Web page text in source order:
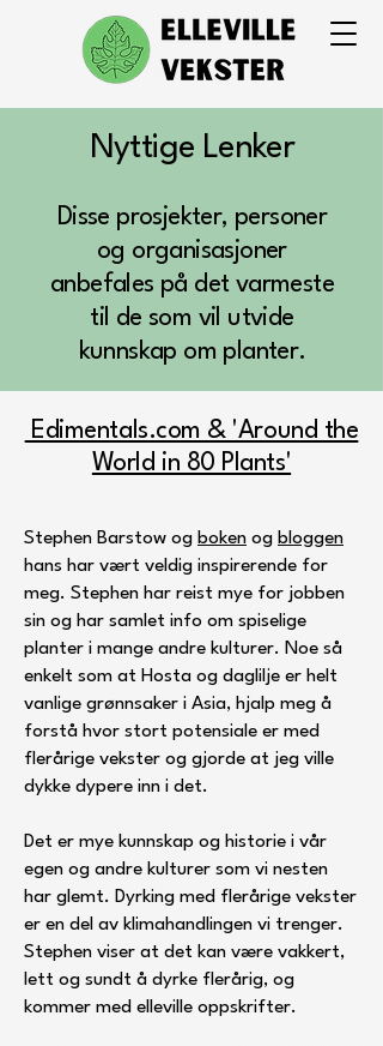
Nyttige Lenker
Disse prosjekter, personer
og organisasjoner
anbefales på det varmeste
til de som vil utvide
kunnskap om planter.
Edimentals.com & 'Around the
World in 80 Plants'
Stephen Barstow og boken og bloggen
hans har vært veldig inspirerende for
meg. Stephen har reist mye for jobben
sin og har samlet info om spiselige
planter i mange andre kulturer. Noe så
enkelt som at Hosta og daglilje er helt
vanlige grønnsaker i Asia, hjalp meg å
forstå hvor stort potensiale er med
flerårige vekster og gjorde at jeg ville
dykke dypere inn i det.
Det er mye kunnskap og historie i vår
egen og andre kulturer som vi nesten
har glemt. Dyrking med flerårige vekster
er en del av klimahandlingen vi trenger.
Stephen viser at det kan være vakkert,
lett og sundt å dyrke flerårig, og
kommer med elleville oppskrifter.